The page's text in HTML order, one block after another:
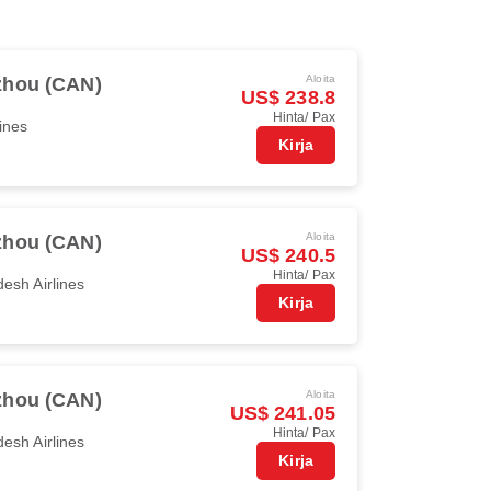
(CAN) Aloita
US$ 238.8
Hinta/ Pax
Kirja
(CAN)
Airlines
Aloita
US$ 240.5
Hinta/ Pax
Kirja
(CAN)
Airlines
Aloita
US$ 241.05
Hinta/ Pax
Kirja